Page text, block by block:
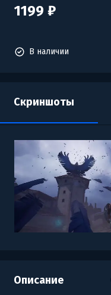
1199 ₽
В наличии
Скриншоты
Описание